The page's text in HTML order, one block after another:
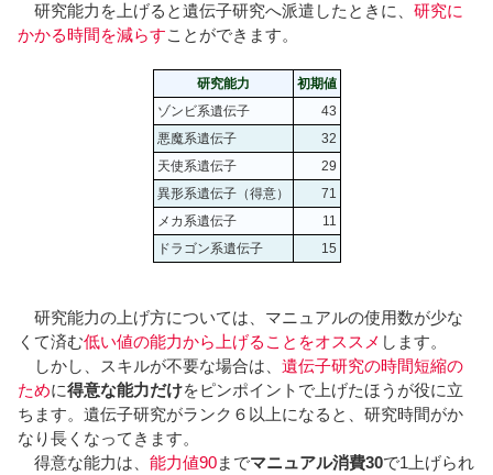
研究能力を上げると遺伝子研究へ派遣したときに、 研究に
かかる時間を減らすことができます。
研究能力
初期値
ゾンビ系遺伝子
43
悪魔系遺伝子
32
天使系遺伝子
29
異形系遺伝子（得意）
71
メカ系遺伝子
11
ドラゴン系遺伝子
15
研究能力の上げ方については、マニュアルの使用数が少な
くて済む低い値の能力から上げることをオススメ します。
しかし、スキルが不要な場合は、 遺伝子研究の時間短縮の
ために得意な能力だけをピンポイントで上げたほうが役に立
ちます。遺伝子研究がランク６以上になると、研究時間がか
なり長くなってきます。
得意な能力は、 能力値90までマニュアル消費30で1上げられ